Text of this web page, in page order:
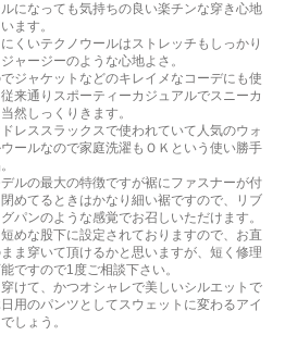
になっても気持ちの良い楽チンな穿き心地
ます。
くいテクノウールはストレッチもしっかり
ャージーのような心地よさ。
ジャケットなどのキレイメなコーデにも使
来通りスポーティーカジュアルでスニーカ
然しっくりきます。
レススラックスで使われていて人気のウォ
ールなので家庭洗濯もＯＫという使い勝手
ルの最大の特徴ですが裾にファスナーが付
めてるときはかなり細い裾ですので、リブ
パンのような感覚でお召しいただけます。
めな股下に設定されておりますので、お直
ま穿いて頂けるかと思いますが、短く修理
ですので1度ご相談下さい。
けて、かつオシャレで美しいシルエットで
用のパンツとしてスウェットに変わるアイ
しょう。